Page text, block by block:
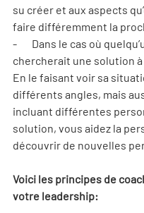
su créer et aux aspects
faire différemment la
-       Dans le cas où
chercherait une solution à
En le faisant voir sa
différents angles, mais
incluant différentes
solution, vous aidez la
découvrir de nouvelles
Voici les principes de
votre leadership: